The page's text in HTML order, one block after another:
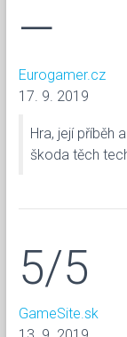
—
Eurogamer.cz
17. 9. 2019
Hra, její příběh
škoda těch
5/5
GameSite.sk